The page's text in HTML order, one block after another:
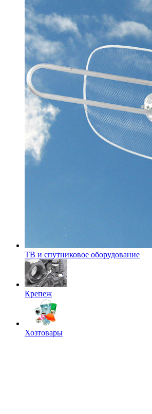
ТВ и спутниковое оборудование
Крепеж
Хозтовары